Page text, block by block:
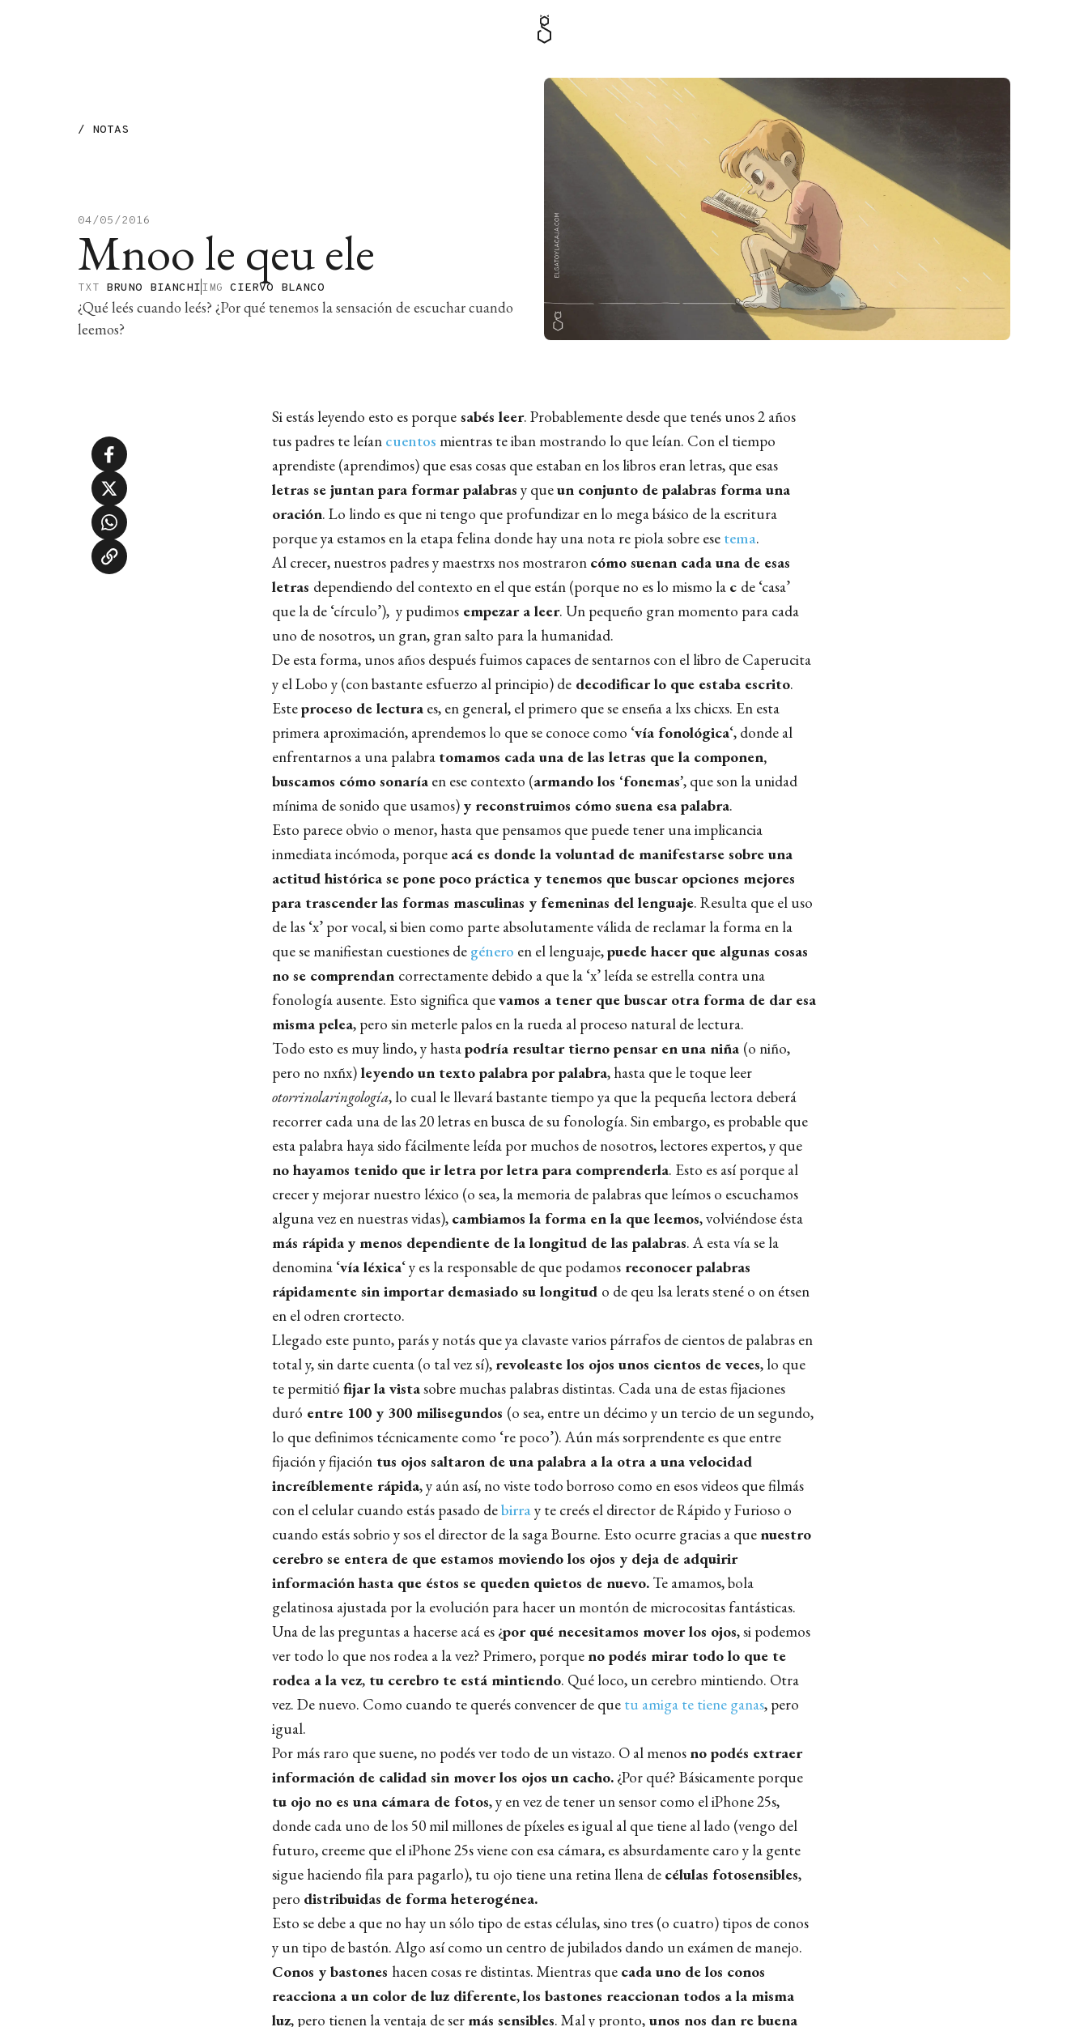
/ NOTAS
04/05/2016
Mnoo le qeu ele
TXT BRUNO BIANCHIIMG CIERVO BLANCO
¿Qué leés cuando leés? ¿Por qué tenemos la sensación de escuchar cuando
leemos?
Si estás leyendo esto es porquesabés leer. Probablemente desde que tenés unos 2 años
tus padres te leían cuentos mientras te iban mostrando lo que leían. Con el tiempo
aprendiste (aprendimos) que esas cosas que estaban en los libros eran letras, que esas
letras se juntan para formar palabras y queun conjunto de palabras forma una
oración. Lo lindo es que ni tengo que profundizar en lo mega básico de la escritura
porque ya estamos en la etapa felina donde hay una nota re piola sobre ese tema.
Al crecer, nuestros padres y maestrxs nos mostraron cómo suenan cada una de esas
letras dependiendo del contexto en el que están (porque no es lo mismo la c de ‘casa’
que la de ‘círculo’), y pudimosempezar a leer. Un pequeño gran momento para cada
uno de nosotros, un gran, gran salto para la humanidad.
De esta forma, unos años después fuimos capaces de sentarnos con el libro de Caperucita
y el Lobo y (con bastante esfuerzo al principio) dedecodificar lo que estaba escrito.
Esteproceso de lecturaes, en general, el primero que se enseña a lxs chicxs. En esta
primera aproximación, aprendemos lo que se conoce como ‘vía fonológica‘, donde al
enfrentarnos a una palabra tomamos cada una de las letras que la componen,
buscamos cómo sonaríaen ese contexto (armando los ‘fonemas’, que son la unidad
mínima de sonido que usamos) y reconstruimos cómo suena esa palabra.
Esto parece obvio o menor, hasta que pensamos que puede tener una implicancia
inmediata incómoda, porque acá es donde la voluntad de manifestarse sobre una
actitud histórica se pone poco práctica y tenemos que buscar opciones mejores
para trascender las formas masculinas y femeninas del lenguaje. Resulta que el uso
de las ‘x’ por vocal, si bien como parte absolutamente válida de reclamar la forma en la
que se manifiestan cuestiones de género en el lenguaje,puede hacer que algunas cosas
no se comprendan correctamente debido a que la ‘x’ leída se estrella contra una
fonología ausente. Esto significa quevamos a tener que buscar otra forma de dar esa
misma pelea, pero sin meterle palos en la rueda al proceso natural de lectura.
Todo esto es muy lindo, y hastapodría resultar tierno pensar en una niña (o niño,
pero no nxñx)leyendo un texto palabra por palabra, hasta que le toque leer
otorrinolaringología, lo cual le llevará bastante tiempo ya que la pequeña lectora deberá
recorrer cada una de las 20 letras en busca de su fonología. Sin embargo, es probable que
esta palabra haya sido fácilmente leída por muchos de nosotros, lectores expertos, y que
no hayamos tenido que ir letra por letra para comprenderla. Esto es así porque al
crecer y mejorar nuestro léxico (o sea, la memoria de palabras que leímos o escuchamos
alguna vez en nuestras vidas), cambiamos la forma en la que leemos, volviéndose ésta
más rápida y menos dependiente de la longitud de las palabras. A esta vía se la
denomina ‘vía léxica‘ y es la responsable de que podamosreconocer palabras
rápidamente sin importar demasiado su longitud o de qeu lsa lerats stené o on étsen
en el odren crortecto.
Llegado este punto, parás y notás que ya clavaste varios párrafos de cientos de palabras en
total y, sin darte cuenta (o tal vez sí), revoleaste los ojos unos cientos de veces, lo que
te permitió fijar la vistasobre muchas palabras distintas. Cada una de estas fijaciones
duró entre 100 y 300 milisegundos (o sea, entre un décimo y un tercio de un segundo,
lo que definimos técnicamente como ‘re poco’). Aún más sorprendente es que entre
fijación y fijacióntus ojos saltaron de una palabra a la otra a una velocidad
increíblemente rápida, y aún así, no viste todo borroso como en esos videos que filmás
con el celular cuando estás pasado debirray te creés el director de Rápido y Furioso o
cuando estás sobrio y sos el director de la saga Bourne. Esto ocurre gracias a que nuestro
cerebro se entera de que estamos moviendo los ojos y deja de adquirir
información hasta que éstos se queden quietos de nuevo.Te amamos, bola
gelatinosa ajustada por la evolución para hacer un montón de microcositas fantásticas.
Una de las preguntas a hacerse acá es ¿por qué necesitamos mover los ojos, si podemos
ver todo lo que nos rodea a la vez? Primero, porque no podés mirar todo lo que te
rodea a la vez,tu cerebro te está mintiendo. Qué loco, un cerebro mintiendo. Otra
vez. De nuevo. Como cuando te querés convencer de que tu amiga te tiene ganas, pero
igual.
Por más raro que suene, no podés ver todo de un vistazo. O al menos no podés extraer
información de calidad sin mover los ojos un cacho.¿Por qué? Básicamente porque
tu ojo no es una cámara de fotos, y en vez de tener un sensor como el iPhone 25s,
donde cada uno de los 50 mil millones de píxeles es igual al que tiene al lado (vengo del
futuro, creeme que el iPhone 25s viene con esa cámara, es absurdamente caro y la gente
sigue haciendo fila para pagarlo), tu ojo tiene una retina llena de células fotosensibles,
pero distribuidas de forma heterogénea.
Esto se debe a que no hay un sólo tipo de estas células, sino tres (o cuatro) tipos de conos
y un tipo de bastón. Algo así como un centro de jubilados dando un exámen de manejo.
Conos y bastones hacen cosas re distintas. Mientras que cada uno de los conos
reacciona a un color de luz diferente,los bastones reaccionan todos a la misma
luz, pero tienen la ventaja de ser más sensibles. Mal y pronto,unos nos dan re buena